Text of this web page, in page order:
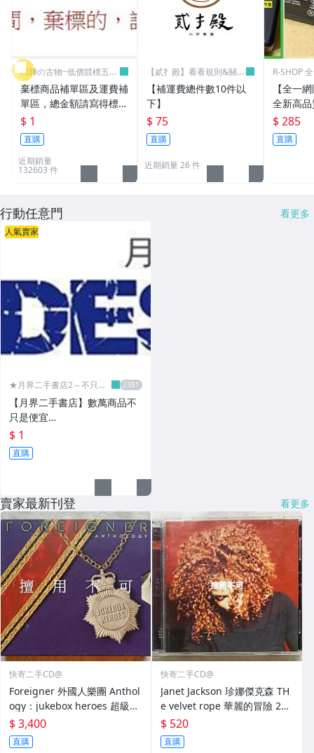
阿輝の古物~低價競標五六
日結標
棄標商品補單區及運費補
單區，總金額請寫得標商
品金額，運費請寫棄標商
品原設定之運費
$ 1
直購
近期銷量
132603 件
【貳扌殿】看看規則&關於
【補運費總件數10件以
下】
$ 75
直購
近期銷量 26 件
R-SHOP
【全一
全新高
筆電 變
3.16A通
L30
$ 285
直購
行動任意門 看更多
人氣賣家
★月界二手書店2～不只是
【月界二手書店】數萬商品不
只是便宜…
$ 1
直購
賣家最新刊登 看更多
快寄二手CD@
Foreigner 外國人樂團 Anthol
ogy：jukebox heroes 超級精
選輯2CD
$ 3,400
直購
快寄二手CD@
Janet Jackson 珍娜傑克森 TH
e velvet rope 華麗的冒險 2C
D專輯
$ 520
直購